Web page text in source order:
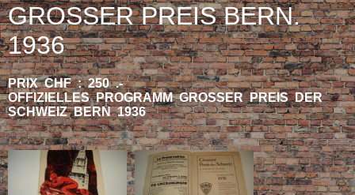
GROSSER PREIS BERN.
1936
PRIX CHF : 250 .-
OFFIZIELLES PROGRAMM GROSSER PREIS DER
SCHWEIZ BERN 1936